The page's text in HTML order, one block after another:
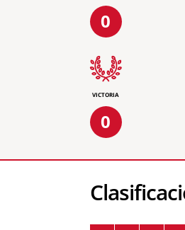
0
VICTORIA
0